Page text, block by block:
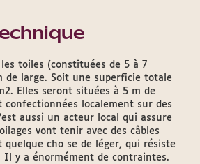
toiles (constituées de 5 à 7
de large. Soit une superficie totale
Elles seront situées à 5 m de
confectionnées localement sur des
aussi un acteur local qui assure
vont tenir avec des câbles
cho se de léger, qui résiste
Il y a énormément de contraintes.